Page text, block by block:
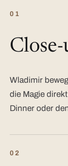
01
Wladimir
die Magie
Dinner oder
02